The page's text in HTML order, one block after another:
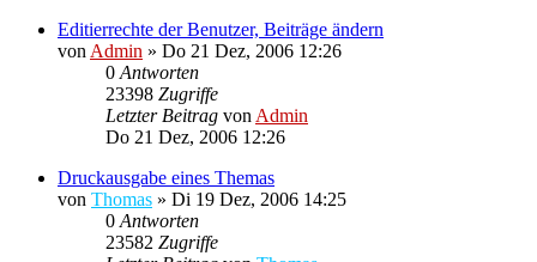
Editierrechte der Benutzer, Beiträge ändern
von Admin » Do 21 Dez, 2006 12:26
0 Antworten
23398 Zugriffe
Letzter Beitrag von Admin
Do 21 Dez, 2006 12:26
Druckausgabe eines Themas
von Thomas » Di 19 Dez, 2006 14:25
0 Antworten
23582 Zugriffe